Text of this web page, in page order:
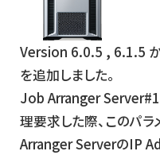
Version 6.0.5 , 6.1.5
を追加しました。
Job Arranger
理要求した際、このパ
Arranger ServerのIP